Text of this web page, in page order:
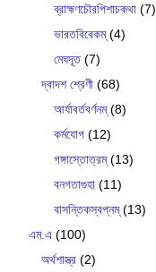
ব্রাহ্মণচৌরপিশাচকথা (7)
ভারতবিবেকম্(4)
মেঘদূত(7)
দ্বাদশ শ্রেণী (68)
আর্যাবর্তবর্ণনম্(8)
কর্মযোগ (12)
গঙ্গাস্তোত্রম্(13)
বনগতাগুহা (11)
বাসন্তিকস্বপ্নম্(13)
এম.এ (100)
অর্থশাস্ত্র (2)